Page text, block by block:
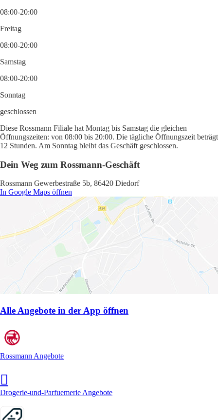
08:00-20:00
Freitag
08:00-20:00
Samstag
08:00-20:00
Sonntag
geschlossen
Diese Rossmann Filiale hat Montag bis Samstag die gleichen
Öffnungszeiten: von 08:00 bis 20:00. Die tägliche Öffnungszeit beträgt
12 Stunden. Am Sonntag bleibt das Geschäft geschlossen.
Dein Weg zum Rossmann-Geschäft
Rossmann Gewerbestraße 5b, 86420 Diedorf
In Google Maps öffnen
Alle Angebote in der App öffnen
Rossmann Angebote
Drogerie-und-Parfuemerie Angebote